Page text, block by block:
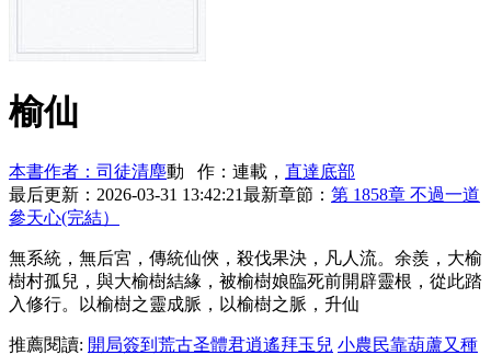
榆仙
本書作者：司徒清塵動 作：連載， 直達底部
最后更新：2026-03-31 13:42:21最新章節： 第 1858章 不過一道
參天心(完結）
無系統，無后宮，傳統仙俠，殺伐果決，凡人流。余羨，大榆
樹村孤兒，與大榆樹結緣，被榆樹娘臨死前開辟靈根，從此踏
入修行。以榆樹之靈成脈，以榆樹之脈，升仙
推薦閱讀: 開局簽到荒古圣體君逍遙拜玉兒 小農民靠葫蘆又種